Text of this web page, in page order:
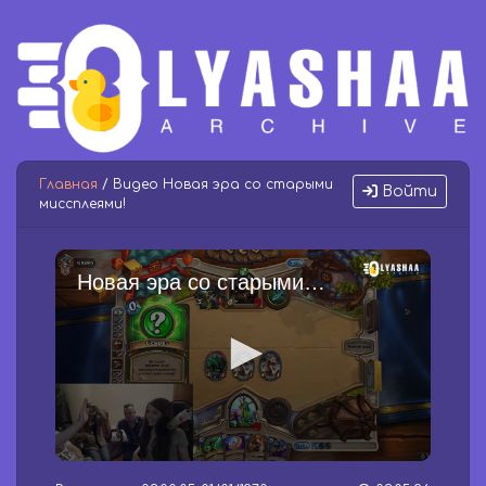
Войти
Главная / Видео Новая эра со старыми
миссплеями!
Новая эра со старыми миссплеями!